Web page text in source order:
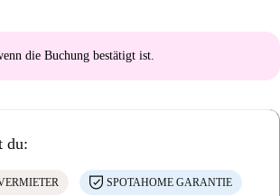
die Buchung bestätigt ist.
du:
SPOTAHOME GARANTIE